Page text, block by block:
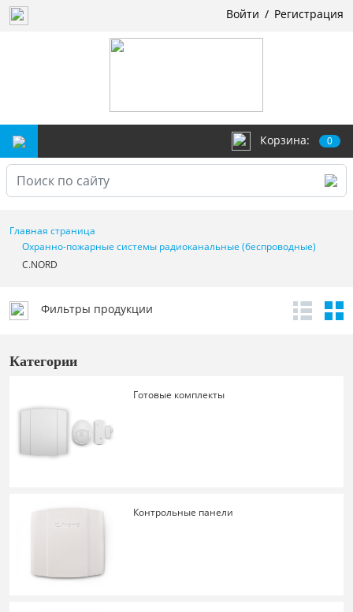
Войти / Регистрация
Корзина: 0
Главная страница
Охранно-пожарные системы радиоканальные (беспроводные)
C.NORD
Фильтры продукции
Категории
Готовые комплекты
Контрольные панели